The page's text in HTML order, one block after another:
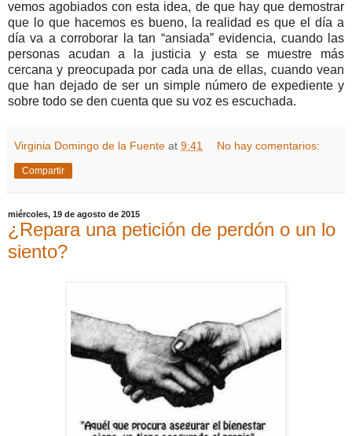
vemos agobiados con esta idea, de que hay que demostrar
que lo que hacemos es bueno, la realidad es que el día a
día va a corroborar la tan “ansiada” evidencia, cuando las
personas acudan a la justicia y esta se muestre más
cercana y preocupada por cada una de ellas, cuando vean
que han dejado de ser un simple número de expediente y
sobre todo se den cuenta que su voz es escuchada.
Virginia Domingo de la Fuente at 9:41 No hay comentarios:
Compartir
miércoles, 19 de agosto de 2015
¿Repara una petición de perdón o un lo
siento?